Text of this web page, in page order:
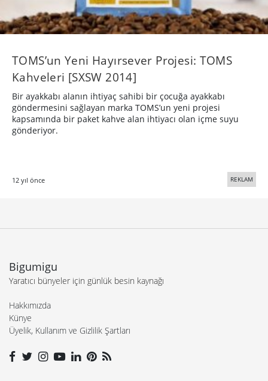
TOMS’un Yeni Hayırsever Projesi: TOMS
Kahveleri [SXSW 2014]
Bir ayakkabı alanın ihtiyaç sahibi bir çocuğa ayakkabı
göndermesini sağlayan marka TOMS’un yeni projesi
kapsamında bir paket kahve alan ihtiyacı olan içme suyu
gönderiyor.
12 yıl önce REKLAM
Bigumigu
Yaratıcı bünyeler için günlük besin kaynağı
Hakkımızda
Künye
Üyelik, Kullanım ve Gizlilik Şartları